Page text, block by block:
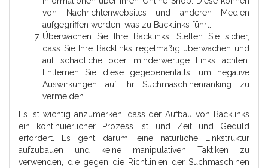
von Nachrichtenwebsites und anderen Medien
aufgegriffen werden, was zu Backlinks führt.
Überwachen Sie Ihre Backlinks: Stellen Sie sicher,
dass Sie Ihre Backlinks regelmäßig überwachen und
auf schädliche oder minderwertige Links achten.
Entfernen Sie diese gegebenenfalls, um negative
Auswirkungen auf Ihr Suchmaschinenranking zu
vermeiden.
Es ist wichtig anzumerken, dass der Aufbau von Backlinks
ein kontinuierlicher Prozess ist und Zeit und Geduld
erfordert. Es geht darum, eine natürliche Linkstruktur
aufzubauen und keine manipulativen Taktiken zu
verwenden, die gegen die Richtlinien der Suchmaschinen